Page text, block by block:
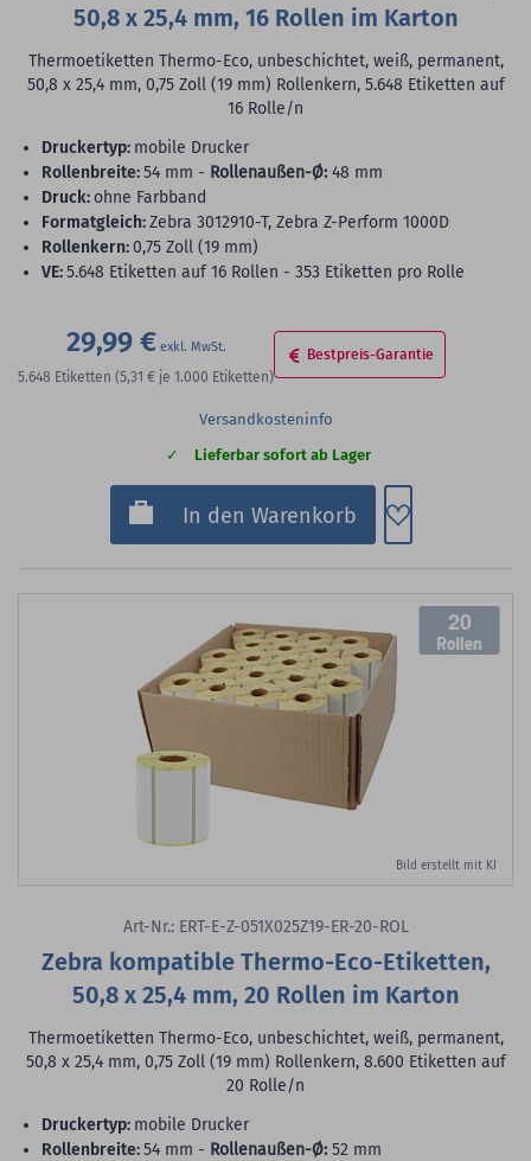
50,8 x 25,4 mm, 16 Rollen im Karton
Thermoetiketten Thermo-Eco, unbeschichtet, weiß, permanent,
50,8 x 25,4 mm, 0,75 Zoll (19 mm) Rollenkern, 5.648 Etiketten auf
16 Rolle/n
Druckertyp: mobile Drucker
Rollenbreite:54 mm - Rollenaußen-Ø: 48 mm
Druck: ohne Farbband
Formatgleich:Zebra 3012910-T, Zebra Z-Perform 1000D
Rollenkern:0,75 Zoll (19 mm)
VE:5.648 Etiketten auf 16 Rollen - 353 Etiketten pro Rolle
29,99 €
5.648 Etiketten (5,31 € je 1.000 Etiketten)
Bestpreis-Garantie
Versandkosteninfo
Lieferbar sofort ab Lager
In den Warenkorb Zum
20
Bild erstellt mit KI
Art-Nr.: ERT-E-Z-051X025Z19-ER-20-ROL
Zebra kompatible Thermo-Eco-Etiketten,
50,8 x 25,4 mm, 20 Rollen im Karton
Thermoetiketten Thermo-Eco, unbeschichtet, weiß, permanent,
50,8 x 25,4 mm, 0,75 Zoll (19 mm) Rollenkern, 8.600 Etiketten auf
20 Rolle/n
Druckertyp: mobile Drucker
Rollenbreite:54 mm - Rollenaußen-Ø: 52 mm